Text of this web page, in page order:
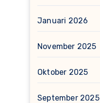
Januari 2026
November 2025
Oktober 2025
September 2025